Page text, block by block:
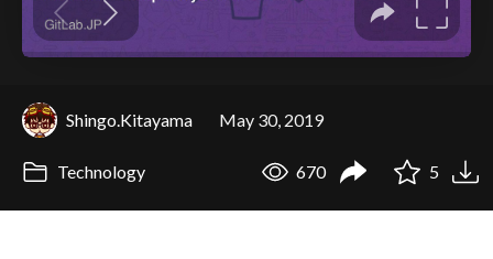
Shingo.Kitayama May 30, 2019
Technology 670 5